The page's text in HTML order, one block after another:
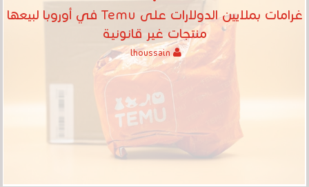
غرامات بملايين الدولارات على Temu في أوروبا لبيعها
منتجات غير قانونية